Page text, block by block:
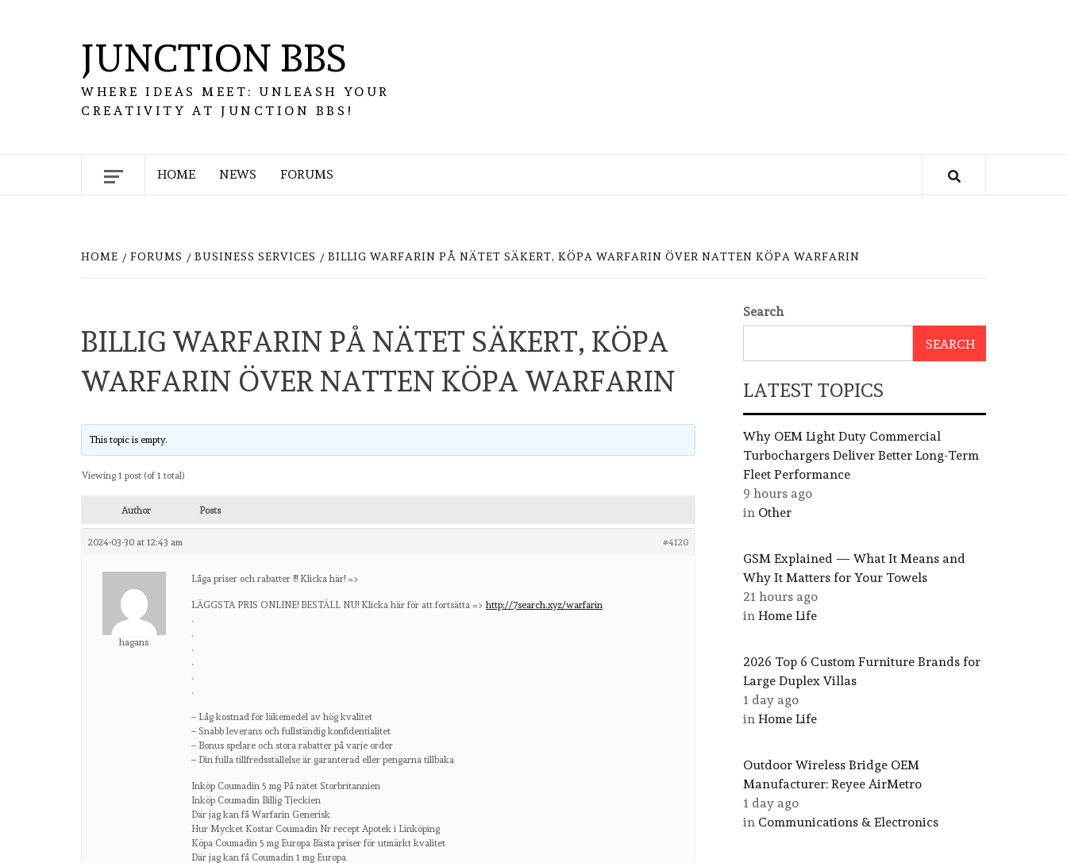
JUNCTION BBS
WHERE IDEAS MEET: UNLEASH YOUR
CREATIVITY AT JUNCTION BBS!
HOME NEWS FORUMS
HOME FORUMS BUSINESS SERVICES BILLIG WARFARIN PÅ NÄTET SÄKERT, KÖPA WARFARIN ÖVER NATTEN KÖPA WARFARIN
BILLIG WARFARIN PÅ NÄTET SÄKERT, KÖPA
WARFARIN ÖVER NATTEN KÖPA WARFARIN
This topic is empty.
Viewing 1 post (of 1 total)
Author Posts
2024-03-30 at 12:43 am #4120
hagans
Låga priser och rabatter !!! Klicka här! =>
LÄGGSTA PRIS ONLINE! BESTÄLL NU! Klicka här för att fortsätta => http://7search.xyz/warfarin
.
.
.
.
.
.
– Låg kostnad för läkemedel av hög kvalitet
– Snabb leverans och fullständig konfidentialitet
– Bonus spelare och stora rabatter på varje order
– Din fulla tillfredsställelse är garanterad eller pengarna tillbaka
Inköp Coumadin 5 mg På nätet Storbritannien
Inköp Coumadin Billig Tjeckien
Där jag kan få Warfarin Generisk
Hur Mycket Kostar Coumadin Nr recept Apotek i Linköping
Köpa Coumadin 5 mg Europa Bästa priser för utmärkt kvalitet
Där jag kan få Coumadin 1 mg Europa
Search
SEARCH
LATEST TOPICS
Why OEM Light Duty Commercial
Turbochargers Deliver Better Long-Term
Fleet Performance
9 hours ago
in Other
GSM Explained — What It Means and
Why It Matters for Your Towels
21 hours ago
in Home Life
2026 Top 6 Custom Furniture Brands for
Large Duplex Villas
1 day ago
in Home Life
Outdoor Wireless Bridge OEM
Manufacturer: Reyee AirMetro
1 day ago
in Communications & Electronics